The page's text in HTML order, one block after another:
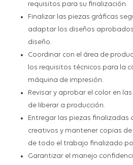
requisitos para su finalización.
Finalizar las piezas gráficas
adaptar los diseños
diseño.
Coordinar con el área de
los requisitos técnicos para la
máquina de impresión.
Revisar y aprobar el color en
de liberar a producción.
Entregar las piezas finalizadas
creativos y mantener copias
de todo el trabajo finalizado
Garantizar el manejo